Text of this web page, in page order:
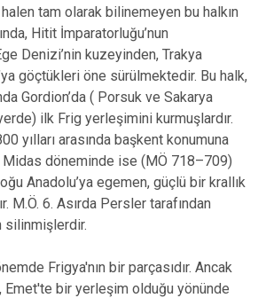
tam olarak bilinemeyen bu halkın
Hitit İmparatorluğu’nun
Denizi’nin kuzeyinden, Trakya
göçtükleri öne sürülmektedir. Bu halk,
Gordion’da ( Porsuk ve Sakarya
ilk Frig yerleşimini kurmuşlardır.
yılları arasında başkent konumuna
Midas döneminde ise (MÖ 718–709)
Anadolu’ya egemen, güçlü bir krallık
M.Ö. 6. Asırda Persler tarafından
silinmişlerdir.
Frigya'nın bir parçasıdır. Ancak
Emet'te bir yerleşim olduğu yönünde